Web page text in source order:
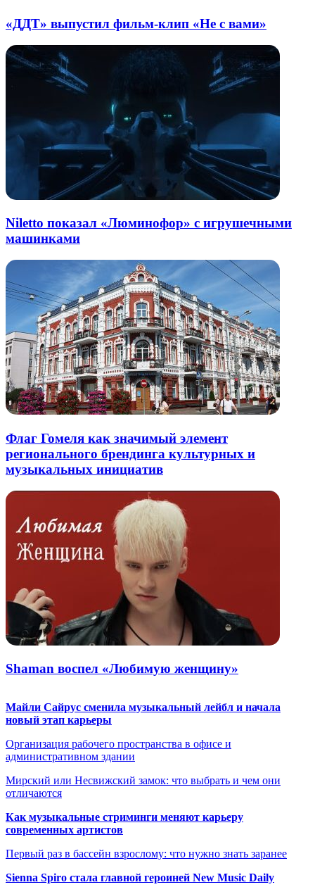
«ДДТ» выпустил фильм-клип «Не с вами»
Niletto показал «Люминофор» с игрушечными
машинками
Флаг Гомеля как значимый элемент
регионального брендинга культурных и
музыкальных инициатив
Shaman воспел «Любимую женщину»
Майли Сайрус сменила музыкальный лейбл и начала
новый этап карьеры
Организация рабочего пространства в офисе и
административном здании
Мирский или Несвижский замок: что выбрать и чем они
отличаются
Как музыкальные стриминги меняют карьеру
современных артистов
Первый раз в бассейн взрослому: что нужно знать заранее
Sienna Spiro стала главной героиней New Music Daily